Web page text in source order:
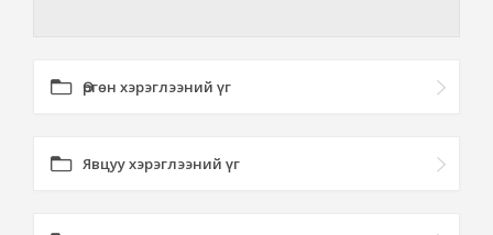
Өргөн хэрэглээний үг
Явцуу хэрэглээний үг